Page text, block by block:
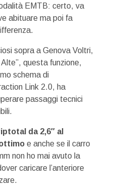
EMTB: certo, va
abituare ma poi fa
sopra a Genova Voltri,
questa funzione,
schema di
Link 2.0, ha
passaggi tecnici
da 2,6″ al
e anche se il carro
non ho mai avuto la
caricare l’anteriore